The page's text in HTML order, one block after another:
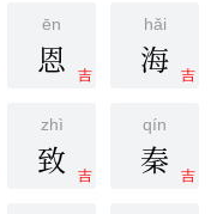
ēn
吉
恩
hǎi
吉
海
zhì
吉
致
qín
吉
秦